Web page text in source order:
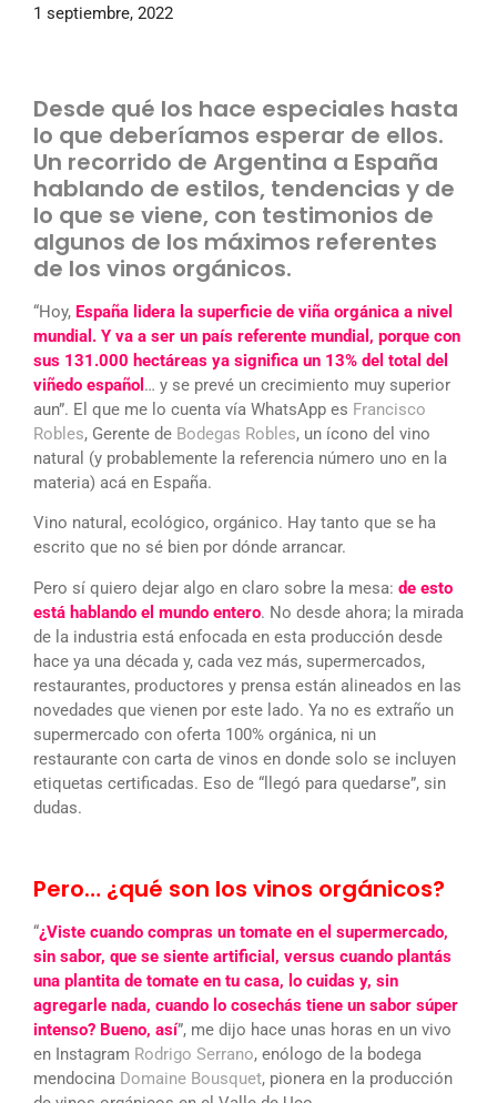
1 septiembre, 2022
Desde qué los hace especiales hasta
lo que deberíamos esperar de ellos.
Un recorrido de Argentina a España
hablando de estilos, tendencias y de
lo que se viene, con testimonios de
algunos de los máximos referentes
de los vinos orgánicos.
“Hoy, España lidera la superficie de viña orgánica a nivel
mundial. Y va a ser un país referente mundial, porque con
sus 131.000 hectáreas ya significa un 13% del total del
viñedo español … y se prevé un crecimiento muy superior
aun”. El que me lo cuenta vía WhatsApp es Francisco
Robles, Gerente de Bodegas Robles, un ícono del vino
natural (y probablemente la referencia número uno en la
materia) acá en España.
Vino natural, ecológico, orgánico. Hay tanto que se ha
escrito que no sé bien por dónde arrancar.
Pero sí quiero dejar algo en claro sobre la mesa: de esto
está hablando el mundo entero. No desde ahora; la mirada
de la industria está enfocada en esta producción desde
hace ya una década y, cada vez más, supermercados,
restaurantes, productores y prensa están alineados en las
novedades que vienen por este lado. Ya no es extraño un
supermercado con oferta 100% orgánica, ni un
restaurante con carta de vinos en donde solo se incluyen
etiquetas certificadas. Eso de “llegó para quedarse”, sin
dudas.
Pero… ¿qué son los vinos orgánicos?
“¿Viste cuando compras un tomate en el supermercado,
sin sabor, que se siente artificial, versus cuando plantás
una plantita de tomate en tu casa, lo cuidas y, sin
agregarle nada, cuando lo cosechás tiene un sabor súper
intenso? Bueno, así”, me dijo hace unas horas en un vivo
en Instagram Rodrigo Serrano, enólogo de la bodega
mendocina Domaine Bousquet, pionera en la producción